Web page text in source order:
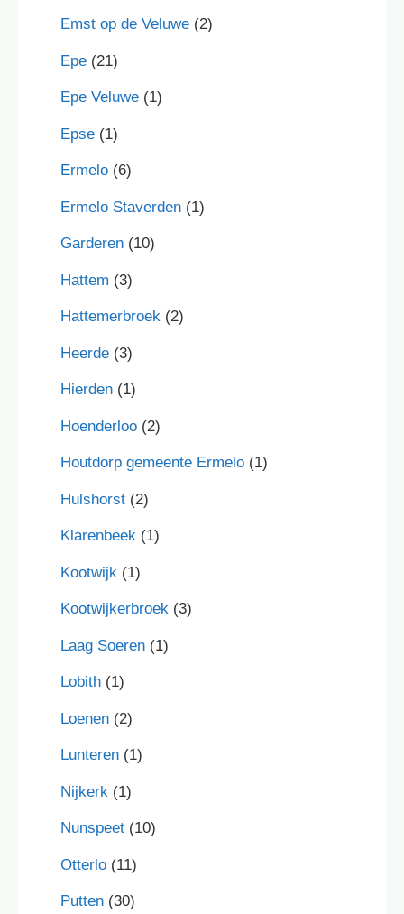
Emst op de Veluwe (2)
Epe (21)
Epe Veluwe (1)
Epse (1)
Ermelo (6)
Ermelo Staverden (1)
Garderen (10)
Hattem (3)
Hattemerbroek (2)
Heerde (3)
Hierden (1)
Hoenderloo (2)
Houtdorp gemeente Ermelo (1)
Hulshorst (2)
Klarenbeek (1)
Kootwijk (1)
Kootwijkerbroek (3)
Laag Soeren (1)
Lobith (1)
Loenen (2)
Lunteren (1)
Nijkerk (1)
Nunspeet (10)
Otterlo (11)
Putten (30)